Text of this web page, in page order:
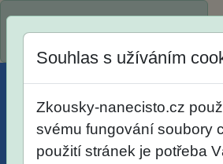
Menu Účet Košík
Souhlas s užíváním
Zkousky-nanecisto.cz
svému fungování soubory
použití stránek je potřeba